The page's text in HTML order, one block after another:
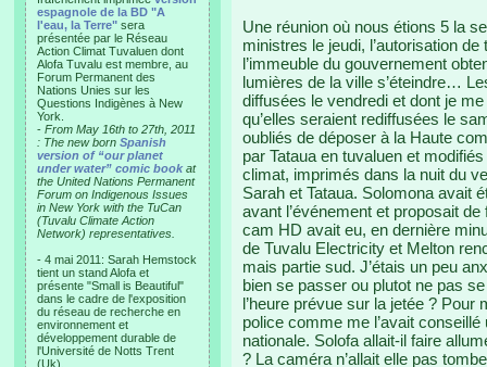
espagnole de la BD "A
l'eau, la Terre" sera
présentée par le Réseau
Action Climat Tuvaluen dont
Alofa Tuvalu est membre, au
Forum Permanent des
Nations Unies sur les
Questions Indigènes à New
York.
- From May 16th to 27th, 2011
: The new born Spanish
version of “our planet
under water” comic book at
the United Nations Permanent
Forum on Indigenous Issues
in New York with the TuCan
(Tuvalu Climate Action
Network) representatives.
- 4 mai 2011: Sarah Hemstock
tient un stand Alofa et
présente "Small is Beautiful"
dans le cadre de l'exposition
du réseau de recherche en
environnement et
développement durable de
l'Université de Notts Trent
(Uk).
Une réunion où nous étions 5 la
ministres le jeudi, l’autorisation
l’immeuble du gouvernement
lumières de la ville s’éteindre…
diffusées le vendredi et dont je
qu’elles seraient rediffusées le
oubliés de déposer à la Haute
par Tataua en tuvaluen et
climat, imprimés dans la nuit du
Sarah et Tataua. Solomona avait
avant l’événement et proposait
cam HD avait eu, en dernière
de Tuvalu Electricity et Melton
mais partie sud. J’étais un peu
bien se passer ou plutot ne pas
l’heure prévue sur la jetée ?
police comme me l’avait
nationale. Solofa allait-il faire
? La caméra n’allait elle pas